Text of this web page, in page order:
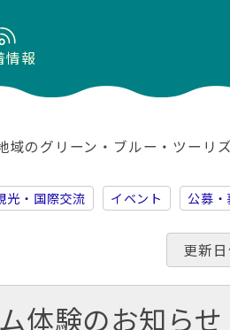
情報
域のグリーン・ブルー・ツーリ
光・国際交流 イベント 公募・
更新
体験のお知ら